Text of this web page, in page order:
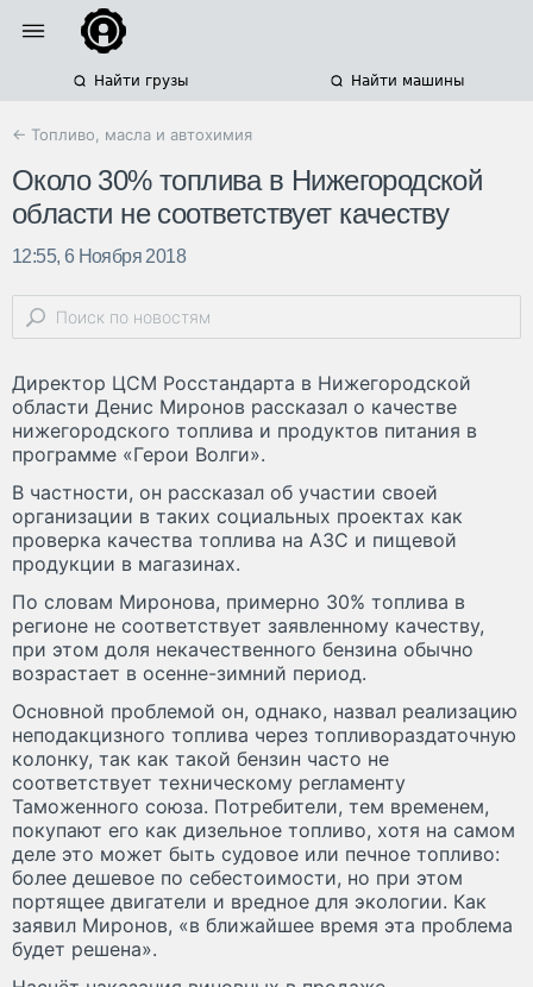
Найти грузы Найти машины
← Топливо, масла и автохимия
Около 30% топлива в Нижегородской
области не соответствует качеству
12:55, 6 Ноября 2018
Директор ЦСМ Росстандарта в Нижегородской
области Денис Миронов рассказал о качестве
нижегородского топлива и продуктов питания в
программе «Герои Волги».
В частности, он рассказал об участии своей
организации в таких социальных проектах как
проверка качества топлива на АЗС и пищевой
продукции в магазинах.
По словам Миронова, примерно 30% топлива в
регионе не соответствует заявленному качеству,
при этом доля некачественного бензина обычно
возрастает в осенне-зимний период.
Основной проблемой он, однако, назвал реализацию
неподакцизного топлива через топливораздаточную
колонку, так как такой бензин часто не
соответствует техническому регламенту
Таможенного союза. Потребители, тем временем,
покупают его как дизельное топливо, хотя на самом
деле это может быть судовое или печное топливо:
более дешевое по себестоимости, но при этом
портящее двигатели и вредное для экологии. Как
заявил Миронов, «в ближайшее время эта проблема
будет решена».